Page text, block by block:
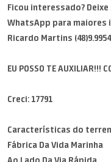
Ficou interessado?
WhatsApp para maiores
Ricardo Martins
EU POSSO TE AUXILIAR!!!
Creci: 17791
Características do
Fábrica Da Vida Marinha